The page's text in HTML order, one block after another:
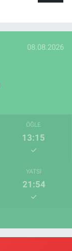
08.08.2026
ÖĞLE
13:15
YATSI
21:54